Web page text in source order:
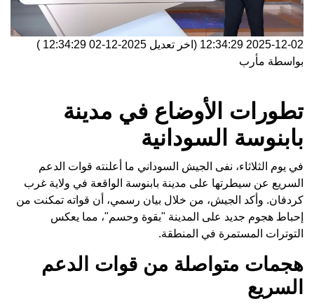
2025-12-02 12:34:29 (اخر تعديل 2025-12-02 12:34:29
)
بواسطة مأرب
تطورات الأوضاع في مدينة
بابنوسة السودانية
في يوم الثلاثاء، نفى الجيش السوداني ما أعلنته قوات الدعم
السريع عن سيطرتها على مدينة بابنوسة الواقعة في ولاية غرب
كردفان. وأكد الجيش، من خلال بيان رسمي، أن قواته تمكنت من
إحباط هجوم جديد على المدينة "بقوة وحسم"، مما يعكس
التوترات المستمرة في المنطقة.
هجمات متواصلة من قوات الدعم
السريع